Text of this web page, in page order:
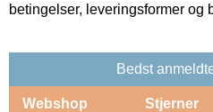
betingelser, leveringsformer og
Bedst
Webshop Stjerner